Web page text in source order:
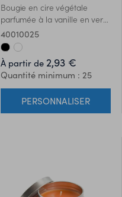
Bougie en cire végétale
parfumée à la vanille en verre
avec pierres et mèche en
bois. 200 gr. Durée de
combustion : 20 heures.
40010025
À partir de 2,93 €
Quantité minimum : 25
PERSONNALISER